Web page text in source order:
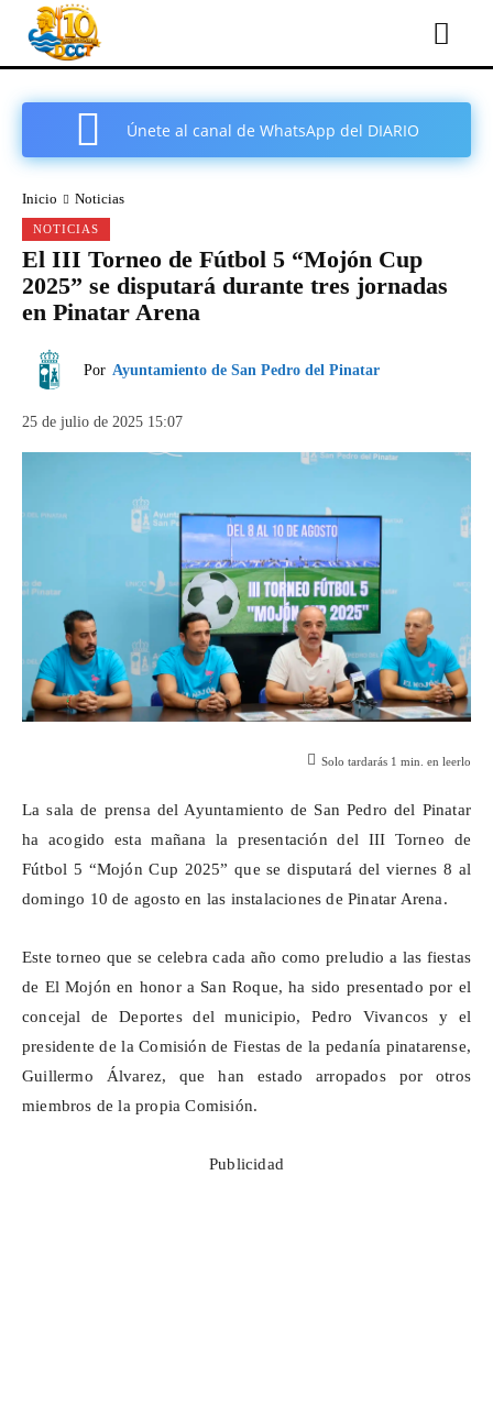
Únete al canal de WhatsApp del DIARIO
Inicio Noticias
NOTICIAS
El III Torneo de Fútbol 5 “Mojón Cup
2025” se disputará durante tres jornadas
en Pinatar Arena
Por Ayuntamiento de San Pedro del Pinatar
25 de julio de 2025 15:07
Solo tardarás 1 min. en leerlo
La sala de prensa del Ayuntamiento de San Pedro del Pinatar
ha acogido esta mañana la presentación del III Torneo de
Fútbol 5 “Mojón Cup 2025” que se disputará del viernes 8 al
domingo 10 de agosto en las instalaciones de Pinatar Arena.
Este torneo que se celebra cada año como preludio a las fiestas
de El Mojón en honor a San Roque, ha sido presentado por el
concejal de Deportes del municipio, Pedro Vivancos y el
presidente de la Comisión de Fiestas de la pedanía pinatarense,
Guillermo Álvarez, que han estado arropados por otros
miembros de la propia Comisión.
Publicidad